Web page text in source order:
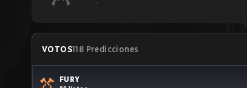
-
VOTOS118 Predicciones
FURY